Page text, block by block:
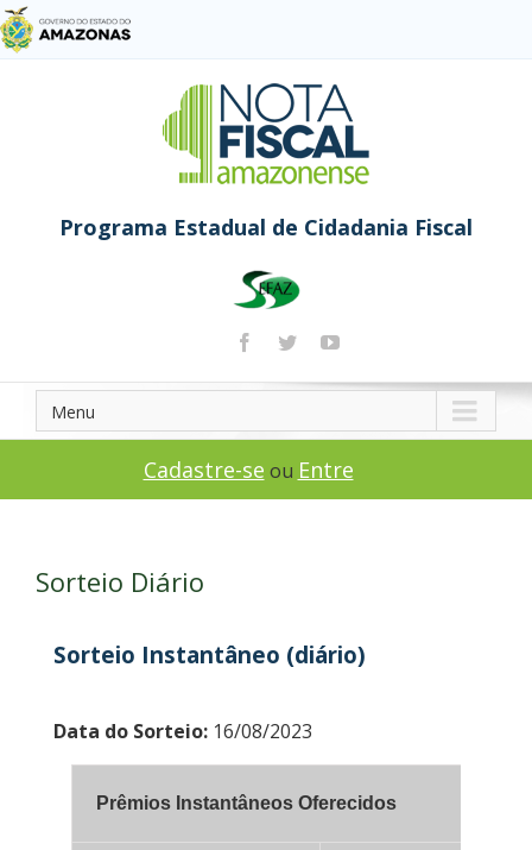
Programa Estadual de Cidadania Fiscal
Menu
Cadastre-se ou Entre
Sorteio Diário
Sorteio Instantâneo (diário)
Data do Sorteio: 16/08/2023
Prêmios Instantâneos Oferecidos